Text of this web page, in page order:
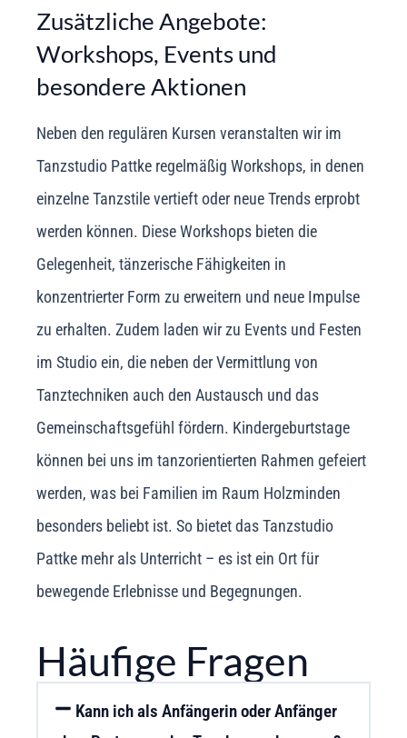
Zusätzliche Angebote:
Workshops, Events und
besondere Aktionen
Neben den regulären Kursen veranstalten wir im
Tanzstudio Pattke regelmäßig Workshops, in denen
einzelne Tanzstile vertieft oder neue Trends erprobt
werden können. Diese Workshops bieten die
Gelegenheit, tänzerische Fähigkeiten in
konzentrierter Form zu erweitern und neue Impulse
zu erhalten. Zudem laden wir zu Events und Festen
im Studio ein, die neben der Vermittlung von
Tanztechniken auch den Austausch und das
Gemeinschaftsgefühl fördern. Kindergeburtstage
können bei uns im tanzorientierten Rahmen gefeiert
werden, was bei Familien im Raum Holzminden
besonders beliebt ist. So bietet das Tanzstudio
Pattke mehr als Unterricht – es ist ein Ort für
bewegende Erlebnisse und Begegnungen.
Häufige Fragen
Kann ich als Anfängerin oder Anfänger